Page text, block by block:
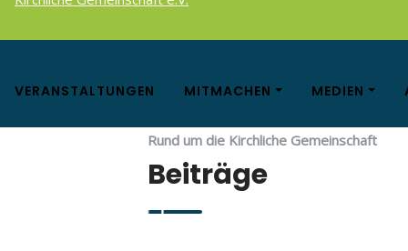
VERANSTALTUNGEN MITMACHEN MEDIEN
Rund um die Kirchliche Gemeinschaft
Beiträge